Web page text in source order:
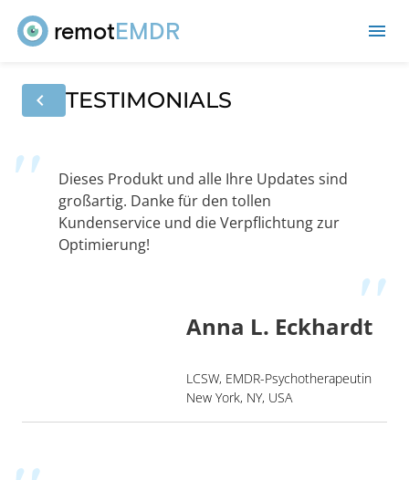
remotEMDR
chevron_left TESTIMONIALS
Anna L. Eckhardt
LCSW, EMDR-Psychotherapeutin
New York, NY, USA
Dieses Produkt und alle Ihre Updates sind
großartig. Danke für den tollen
Kundenservice und die Verpflichtung zur
Optimierung!